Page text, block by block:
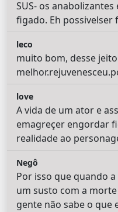
SUS- os
figado. Eh possivelser
leco
muito bom, desse
love
A vida de um ator e
emagreçer engordar
realidade ao
Negô
Por isso que quando
um susto com a
gente não sabe o que